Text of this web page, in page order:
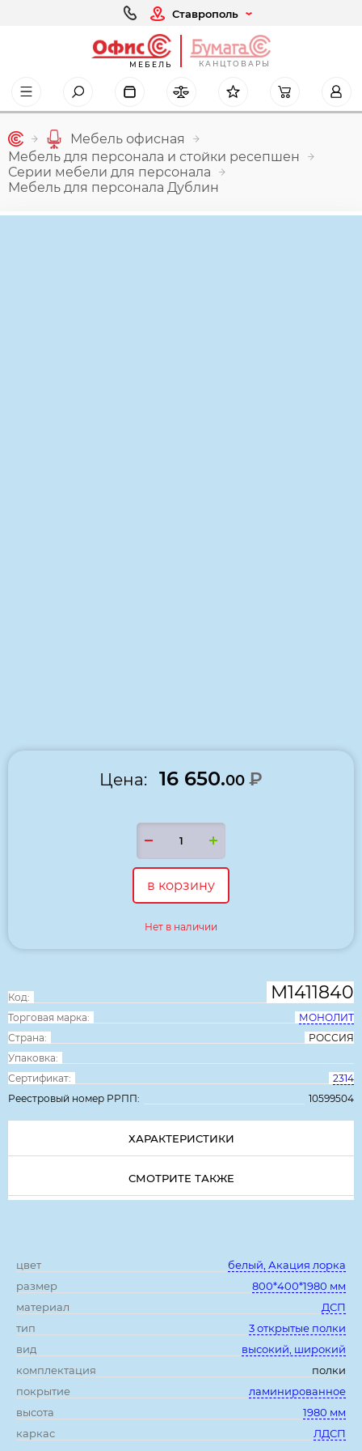
Ставрополь
МЕБЕЛЬ КАНЦТОВАРЫ
Мебель офисная
Мебель для персонала и стойки ресепшен
Серии мебели для персонала
Мебель для персонала Дублин
Код: М1411840
Торговая марка:
МОНОЛИТ
Страна:
РОССИЯ
Упаковка:
Сертификат:
2314
Реестровый номер РРПП:
10599504
Цена: 16 650.00 ₽
в корзину
Нет в наличии
ХАРАКТЕРИСТИКИ
СМОТРИТЕ ТАКЖЕ
цвет
белый, Акация лорка
размер
800*400*1980 мм
материал
ДСП
тип
3 открытые полки
вид
высокий, широкий
комплектация
полки
покрытие
ламинированное
высота
1980 мм
каркас
ЛДСП